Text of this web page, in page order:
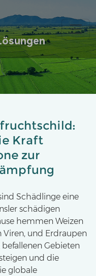
Kraft
zur
Schädlinge eine
schädigen
hemmen Weizen
und Erdraupen
Gebieten
und die
globale